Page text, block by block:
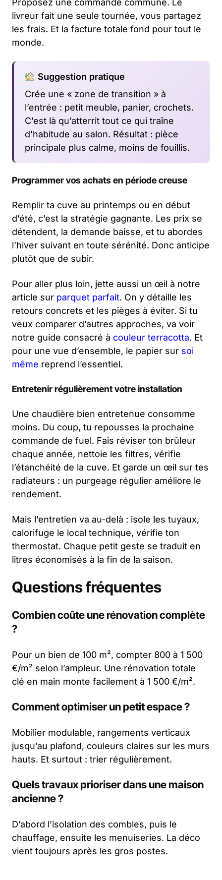
Proposez une commande commune. Le
livreur fait une seule tournée, vous partagez
les frais. Et la facture totale fond pour tout le
monde.
Suggestion pratique
Crée une « zone de transition » à
l’entrée : petit meuble, panier, crochets.
C’est là qu’atterrit tout ce qui traîne
d’habitude au salon. Résultat : pièce
principale plus calme, moins de fouillis.
Programmer vos achats en période creuse
Remplir ta cuve au printemps ou en début
d’été, c’est la stratégie gagnante. Les prix se
détendent, la demande baisse, et tu abordes
l’hiver suivant en toute sérénité. Donc anticipe
plutôt que de subir.
Pour aller plus loin, jette aussi un œil à notre
article sur parquet parfait. On y détaille les
retours concrets et les pièges à éviter. Si tu
veux comparer d’autres approches, va voir
notre guide consacré à couleur terracotta. Et
pour une vue d’ensemble, le papier sur soi
même reprend l’essentiel.
Entretenir régulièrement votre installation
Une chaudière bien entretenue consomme
moins. Du coup, tu repousses la prochaine
commande de fuel. Fais réviser ton brûleur
chaque année, nettoie les filtres, vérifie
l’étanchéité de la cuve. Et garde un œil sur tes
radiateurs : un purgeage régulier améliore le
rendement.
Mais l’entretien va au-delà : isole les tuyaux,
calorifuge le local technique, vérifie ton
thermostat. Chaque petit geste se traduit en
litres économisés à la fin de la saison.
Questions fréquentes
Combien coûte une rénovation complète
?
Pour un bien de 100 m², compter 800 à 1 500
€/m² selon l’ampleur. Une rénovation totale
clé en main monte facilement à 1 500 €/m².
Comment optimiser un petit espace ?
Mobilier modulable, rangements verticaux
jusqu’au plafond, couleurs claires sur les murs
hauts. Et surtout : trier régulièrement.
Quels travaux prioriser dans une maison
ancienne ?
D’abord l’isolation des combles, puis le
chauffage, ensuite les menuiseries. La déco
vient toujours après les gros postes.